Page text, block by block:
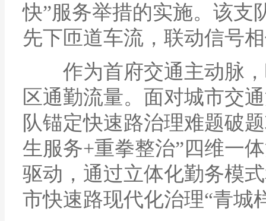
快”服务举措的实施。该支
先下匝道车流，联动信号
作为首府交通主动脉，
区通勤流量。面对城市交
队锚定快速路治理难题破
生服务+重拳整治”四维一
驱动，通过立体化勤务模
市快速路现代化治理“青城